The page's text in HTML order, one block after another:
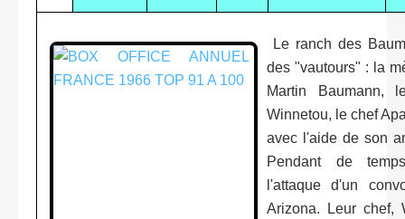
Le ranch des
des "vautours" : la
Martin Baumann,
Winnetou, le chef
avec l'aide de son
Pendant de
l'attaque d'un
Arizona. Leur chef,